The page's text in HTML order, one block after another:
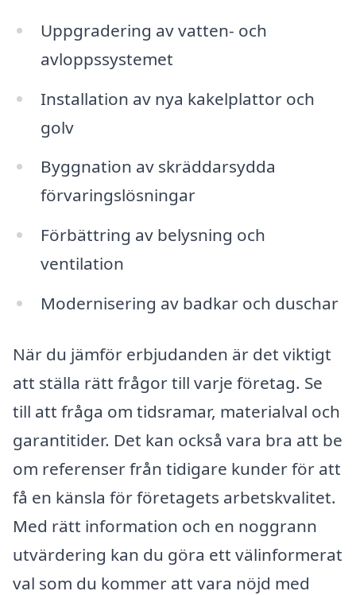
Uppgradering av vatten- och
avloppssystemet
Installation av nya kakelplattor och
golv
Byggnation av skräddarsydda
förvaringslösningar
Förbättring av belysning och
ventilation
Modernisering av badkar och duschar
När du jämför erbjudanden är det viktigt
att ställa rätt frågor till varje företag. Se
till att fråga om tidsramar, materialval och
garantitider. Det kan också vara bra att be
om referenser från tidigare kunder för att
få en känsla för företagets arbetskvalitet.
Med rätt information och en noggrann
utvärdering kan du göra ett välinformerat
val som du kommer att vara nöjd med